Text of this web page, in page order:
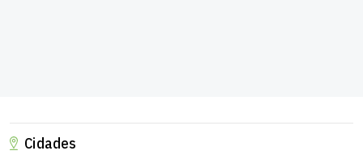
Cidades